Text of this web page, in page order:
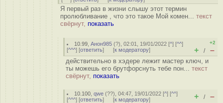
Я первый раз в жизни слышу этот термин
пролюбливание , что это такое Мой комен... текст
свёрнут, показать
10.99 ,Анон985 (?), 02:01, 19/01/2022 [^] [^^]
[^^^] [ответить] [к модератору]
+2
+ / –
действительно в хэдере лежит мастер ключ, и
ты можешь его брутфорснуть тебе пон... текст
свёрнут, показать
10.100 ,qwe (??), 04:47, 19/01/2022 [^] [^^]
[^^^] [ответить] [к модератору] + / –